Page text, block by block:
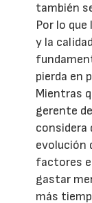
también
Por lo
y la
pierda en
Mientras
gerente
considera
evolución
factores
gastar
más